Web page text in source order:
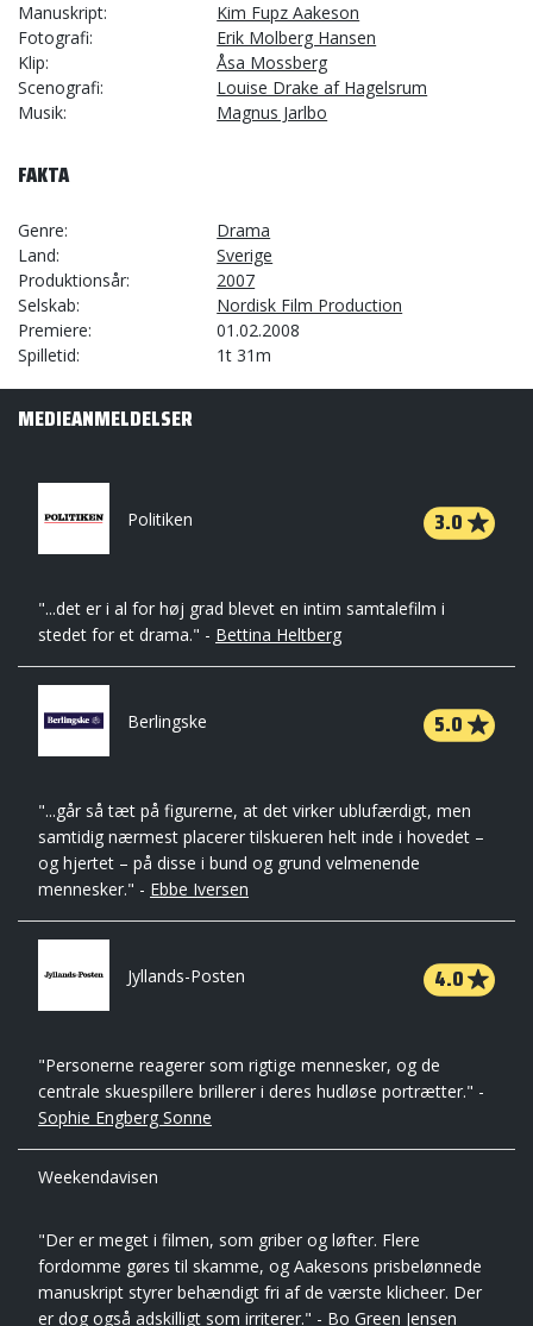
Manuskript
Kim Fupz Aakeson
Fotografi
Erik Molberg Hansen
Klip
Åsa Mossberg
Scenografi
Louise Drake af Hagelsrum
Musik
Magnus Jarlbo
FAKTA
Genre
Drama
Land
Sverige
Produktionsår
2007
Selskab
Nordisk Film Production
Premiere
01.02.2008
Spilletid
1t 31m
MEDIEANMELDELSER
Politiken 3.0
"...det er i al for høj grad blevet en intim samtalefilm i
stedet for et drama." - Bettina Heltberg
Berlingske 5.0
"...går så tæt på figurerne, at det virker ublufærdigt, men
samtidig nærmest placerer tilskueren helt inde i hovedet –
og hjertet – på disse i bund og grund velmenende
mennesker." - Ebbe Iversen
Jyllands-Posten 4.0
"Personerne reagerer som rigtige mennesker, og de
centrale skuespillere brillerer i deres hudløse portrætter." -
Sophie Engberg Sonne
Weekendavisen
"Der er meget i filmen, som griber og løfter. Flere
fordomme gøres til skamme, og Aakesons prisbelønnede
manuskript styrer behændigt fri af de værste klicheer. Der
er dog også adskilligt som irriterer." - Bo Green Jensen